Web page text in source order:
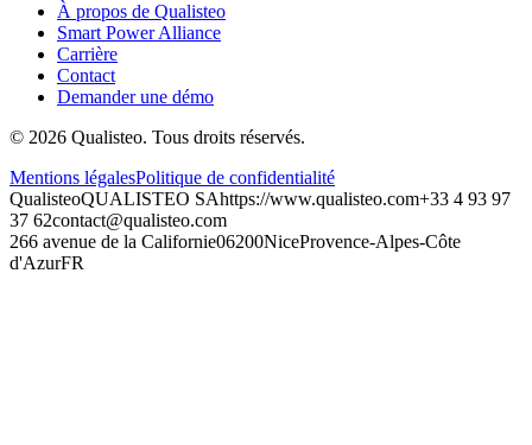
À propos de Qualisteo
Smart Power Alliance
Carrière
Contact
Demander une démo
© 2026 Qualisteo. Tous droits réservés.
Mentions légalesPolitique de confidentialité
QualisteoQUALISTEO SAhttps://www.qualisteo.com+33 4 93 97
37 62contact@qualisteo.com
266 avenue de la Californie06200NiceProvence-Alpes-Côte
d'AzurFR